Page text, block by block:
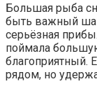
Большая рыба
быть важный
серьёзная
поймала
благоприятный.
рядом, но